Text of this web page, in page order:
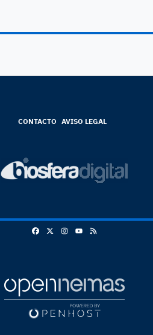
CONTACTO AVISO LEGAL
FacebookInstagram